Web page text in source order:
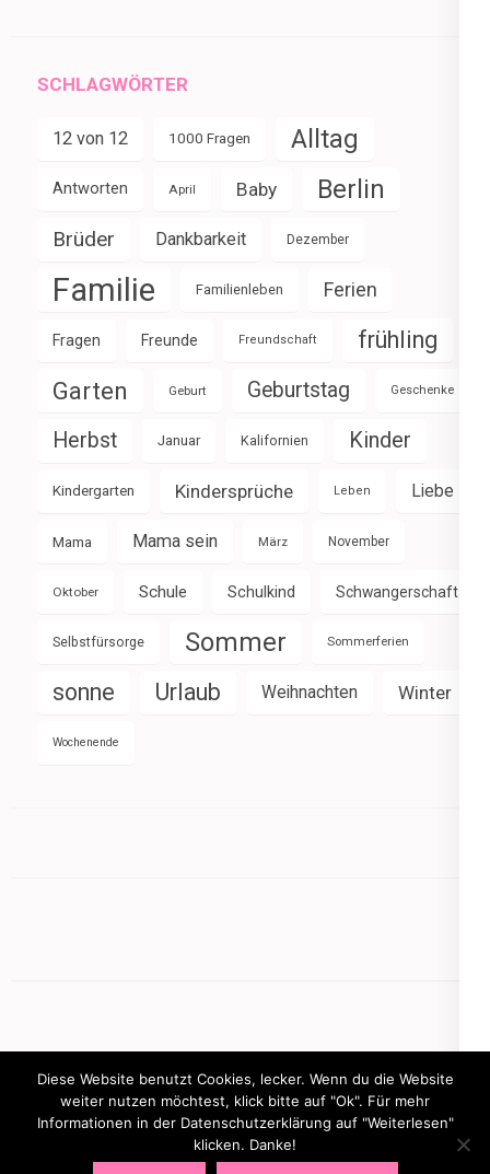
SCHLAGWÖRTER
12 von 12 1000 Fragen Alltag
Antworten April Baby Berlin
Brüder Dankbarkeit Dezember
Familie Familienleben Ferien
Fragen Freunde Freundschaft frühling
Garten Geburt Geburtstag Geschenke
Herbst Januar Kalifornien Kinder
Kindergarten Kindersprüche Leben Liebe
Mama Mama sein März November
Oktober Schule Schulkind Schwangerschaft
Selbstfürsorge Sommer Sommerferien
sonne Urlaub Weihnachten Winter
Wochenende
mamasbusiness.de
Diese Website benutzt Cookies, lecker. Wenn du die Website
weiter nutzen möchtest, klick bitte auf "Ok". Für mehr
Informationen in der Datenschutzerklärung auf "Weiterlesen"
klicken. Danke!